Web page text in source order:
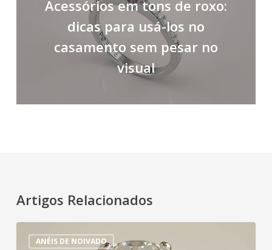
Acessórios em tons de roxo:
dicas para usá-los no
casamento sem pesar no
visual
Artigos Relacionados
ANÉIS DE NOIVADO